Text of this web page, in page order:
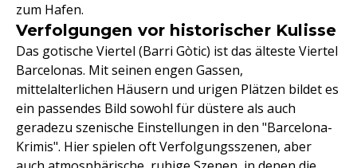
zum Hafen.
Verfolgungen vor historischer Kulisse
Das gotische Viertel (Barri Gòtic) ist das älteste Viertel
Barcelonas. Mit seinen engen Gassen,
mittelalterlichen Häusern und urigen Plätzen bildet es
ein passendes Bild sowohl für düstere als auch
geradezu szenische Einstellungen in den "Barcelona-
Krimis". Hier spielen oft Verfolgungsszenen, aber